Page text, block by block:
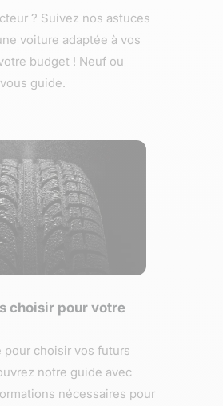
? Suivez nos astuces
voiture adaptée à vos
budget ! Neuf ou
guide.
choisir pour votre
pour choisir vos futurs
notre guide avec
nécessaires pour